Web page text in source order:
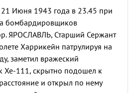
21 Июня 1943 года в 23.45 при
бомбардировщиков
ЯРОСЛАВЛЬ, Старший Сержант
Харрикейн патрулируя на
заметил вражеский
111, скрытно подошел к
и открыл по нему